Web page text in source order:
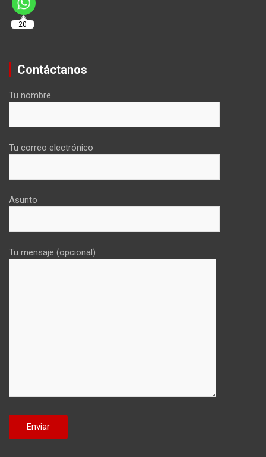
20
Contáctanos
Tu nombre
Tu correo electrónico
Asunto
Tu mensaje (opcional)